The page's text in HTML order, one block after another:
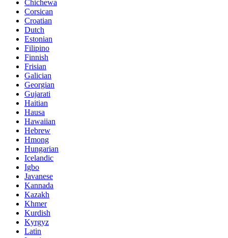
Chichewa
Corsican
Croatian
Dutch
Estonian
Filipino
Finnish
Frisian
Galician
Georgian
Gujarati
Haitian
Hausa
Hawaiian
Hebrew
Hmong
Hungarian
Icelandic
Igbo
Javanese
Kannada
Kazakh
Khmer
Kurdish
Kyrgyz
Latin